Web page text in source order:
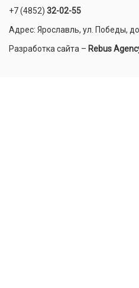
+7 (4852) 32-02-55
Адрес: Ярославль, ул. Победы,
Разработка сайта – Rebus